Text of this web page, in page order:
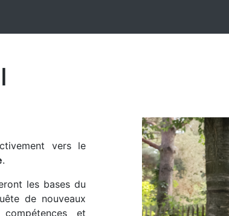
vers le
.
les bases du
de nouveaux
et